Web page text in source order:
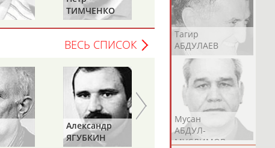
АБДУЛАЕВ
Тагир
АБДУЛАЕВ
Аслан
АБДУЛЛИН
Эмиль
АБДУЛЛИН
Мусан
АБДУЛ-
МУСЛИМОВ
ТИМЧЕНКО
ДАВЫДОВА
ВЕСЬ СПИСОК
Александр
ЯГУБКИН
Геннадий
ТУРЕЦКИЙ